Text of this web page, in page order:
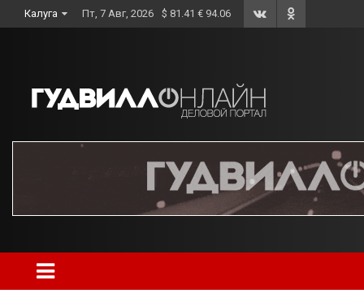
to
Калуга Пт, 7 Авг, 2026 $ 81.41 € 94.06